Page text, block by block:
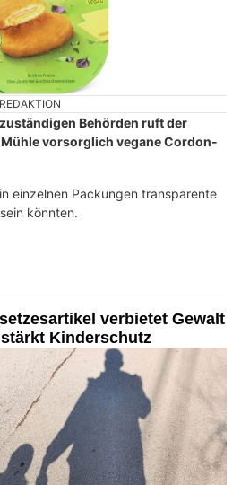
Behörden ruft der
vorsorglich vegane Cordon-
einzelnen Packungen transparente
könnten.
verbietet Gewalt
Kinderschutz